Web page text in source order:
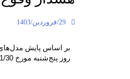
29/فروردین/1403
بر اساس پایش
روز پنج‌شنبه مورخ 1403/01/30 پیش‌بینی شده است.